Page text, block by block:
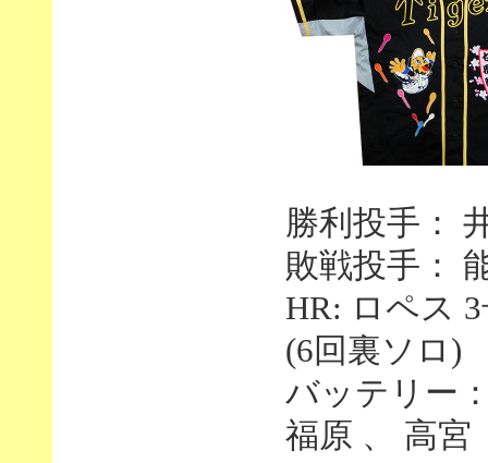
勝利投手：
敗戦投手：
HR: ロペス
(6回裏ソロ)
バッテリー
福原 、 高